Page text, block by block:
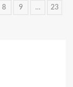
8 9 … 23